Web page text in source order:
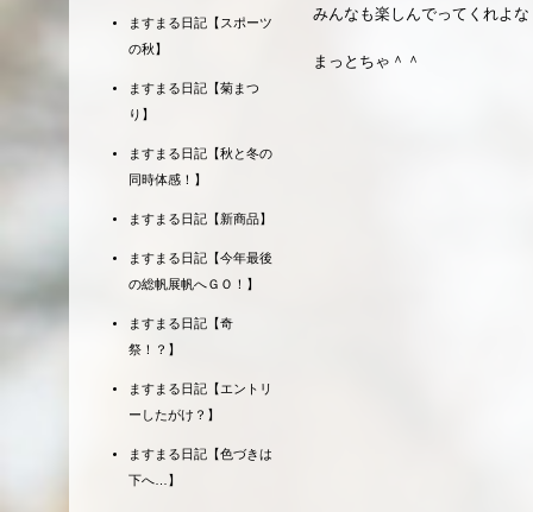
みんなも楽しんでってくれよな
まっとちゃ＾＾
ますまる日記【スポーツ
の秋】
ますまる日記【菊まつ
り】
ますまる日記【秋と冬の
同時体感！】
ますまる日記【新商品】
ますまる日記【今年最後
の総帆展帆へＧＯ！】
ますまる日記【奇
祭！？】
ますまる日記【エントリ
ーしたがけ？】
ますまる日記【色づきは
下へ…】